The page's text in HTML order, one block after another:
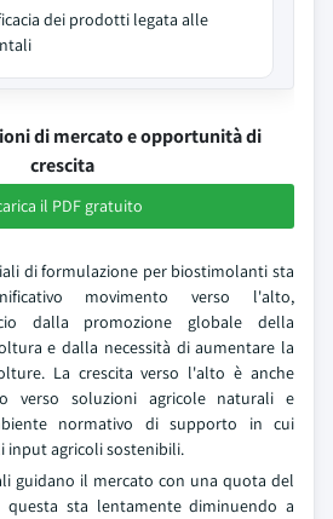
dei prodotti legata alle
di mercato e opportunità di
crescita
il PDF gratuito
di formulazione per biostimolanti sta
movimento verso l'alto,
dalla promozione globale della
e dalla necessità di aumentare la
La crescita verso l'alto è anche
verso soluzioni agricole naturali e
normativo di supporto in cui
input agricoli sostenibili.
guidano il mercato con una quota del
questa sta lentamente diminuendo a